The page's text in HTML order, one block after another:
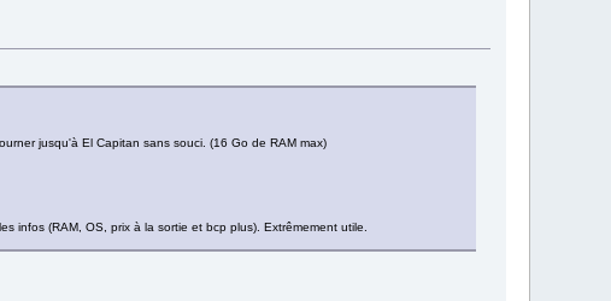
jusqu'à El Capitan sans souci. (16 Go de RAM max)
infos (RAM, OS, prix à la sortie et bcp plus). Extrêmement utile.